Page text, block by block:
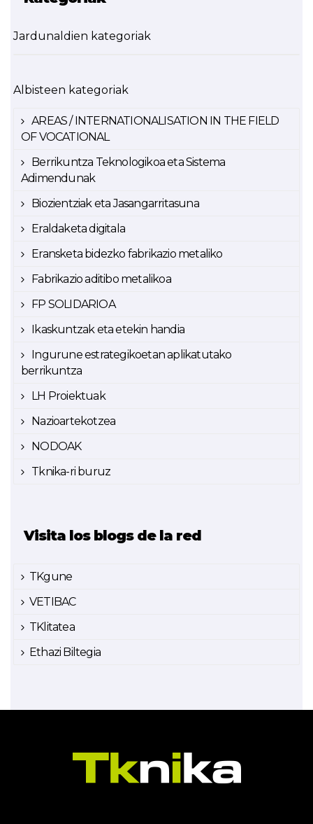
Jardunaldien kategoriak
Albisteen kategoriak
AREAS / INTERNATIONALISATION IN THE FIELD
OF VOCATIONAL
Berrikuntza Teknologikoa eta Sistema
Adimendunak
Biozientziak eta Jasangarritasuna
Eraldaketa digitala
Eransketa bidezko fabrikazio metaliko
Fabrikazio aditibo metalikoa
FP SOLIDARIOA
Ikaskuntzak eta etekin handia
Ingurune estrategikoetan aplikatutako
berrikuntza
LH Proiektuak
Nazioartekotzea
NODOAK
Tknika-ri buruz
Visita los blogs de la red
TKgune
VETIBAC
TKlitatea
Ethazi Biltegia